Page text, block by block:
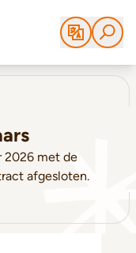
2026 met de
afgesloten.